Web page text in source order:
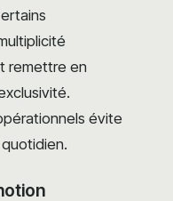
remettre en
évite